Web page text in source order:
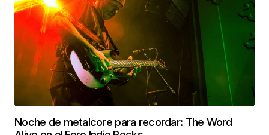
Noche de metalcore para recordar: The Word